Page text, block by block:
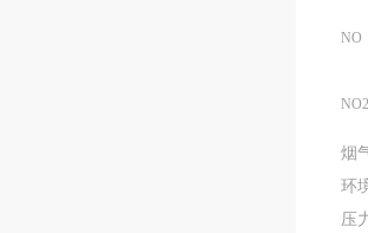
NO
NO2
烟
环
压